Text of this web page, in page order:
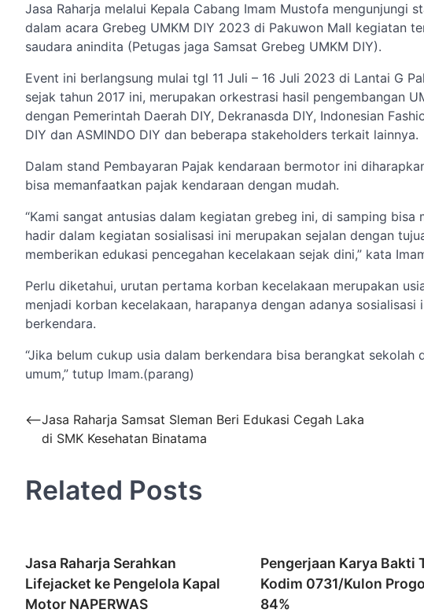
Jasa Raharja melalui Kepala Cabang Imam Mustofa mengunjungi
dalam acara Grebeg UMKM DIY 2023 di Pakuwon Mall kegiatan
saudara anindita (Petugas jaga Samsat Grebeg UMKM DIY).
Event ini berlangsung mulai tgl 11 Juli – 16 Juli 2023 di Lantai G
sejak tahun 2017 ini, merupakan orkestrasi hasil pengembangan
dengan Pemerintah Daerah DIY, Dekranasda DIY, Indonesian
DIY dan ASMINDO DIY dan beberapa stakeholders terkait lainnya.
Dalam stand Pembayaran Pajak kendaraan bermotor ini
bisa memanfaatkan pajak kendaraan dengan mudah.
“Kami sangat antusias dalam kegiatan grebeg ini, di samping
hadir dalam kegiatan sosialisasi ini merupakan sejalan dengan
memberikan edukasi pencegahan kecelakaan sejak dini,” kata
Perlu diketahui, urutan pertama korban kecelakaan merupakan
menjadi korban kecelakaan, harapanya dengan adanya
berkendara.
“Jika belum cukup usia dalam berkendara bisa berangkat
umum,” tutup Imam.(parang)
Navigasi
pos
⟵Jasa Raharja Samsat Sleman Beri Edukasi Cegah Laka
di SMK Kesehatan Binatama
Related Posts
Jasa Raharja Serahkan
Lifejacket ke Pengelola Kapal
Motor NAPERWAS
Pengerjaan Karya Bakti
Kodim 0731/Kulon
84%